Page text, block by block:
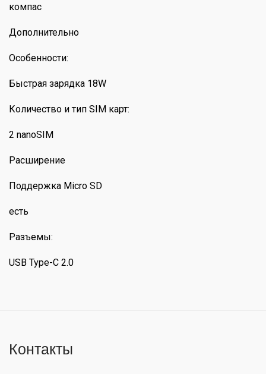
компас
Дополнительно
Особенности:
Быстрая зарядка 18W
Количество и тип SIM карт:
2 nanoSIM
Расширение
Поддержка Micro SD
есть
Разъемы:
USB Type-C 2.0
Контакты